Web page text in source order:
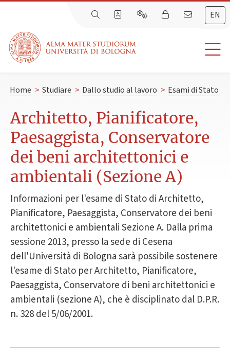
EN
Home > Studiare > Dallo studio al lavoro > Esami di Stato
Architetto, Pianificatore,
Paesaggista, Conservatore
dei beni architettonici e
ambientali (Sezione A)
Informazioni per l'esame di Stato di Architetto,
Pianificatore, Paesaggista, Conservatore dei beni
architettonici e ambientali Sezione A. Dalla prima
sessione 2013, presso la sede di Cesena
dell'Università di Bologna sarà possibile sostenere
l'esame di Stato per Architetto, Pianificatore,
Paesaggista, Conservatore di beni architettonici e
ambientali (sezione A), che è disciplinato dal D.P.R.
n. 328 del 5/06/2001.